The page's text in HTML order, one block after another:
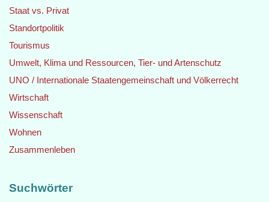
Staat vs. Privat
Standortpolitik
Tourismus
Umwelt, Klima und Ressourcen, Tier- und Artenschutz
UNO / Internationale Staatengemeinschaft und Völkerrecht
Wirtschaft
Wissenschaft
Wohnen
Zusammenleben
Suchwörter